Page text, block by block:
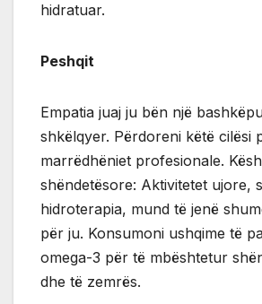
hidratuar.
Peshqit
Empatia juaj ju bën një
shkëlqyer. Përdoreni këtë cilësi
marrëdhëniet profesionale.
shëndetësore: Aktivitetet ujore,
hidroterapia, mund të jenë
për ju. Konsumoni ushqime të
omega-3 për të mbështetur
dhe të zemrës.